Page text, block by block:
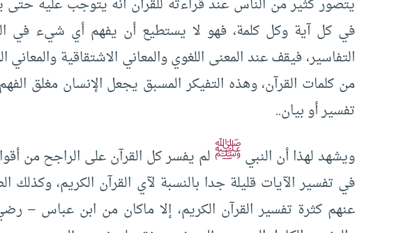
يتصور كثير من الناس عند قراءته للقرآن أنه يتوجب عليه حتى
في كل آية وكل كلمة، فهو لا يستطيع أن يفهم أي شيء في
التفاسير، فيقف عند المعنى اللغوي والمعاني الاشتقاقية
من كلمات القرآن، وهذه التفيكر المسبق يجعل الإنسان مغلق
تفسير أو بيان..
ويشهد لهذا أن النبيﷺ لم يفسر كل القرآن على الراجح من
في تفسير الآيات قليلة جدا بالنسبة لآي القرآن الكريم،
عنهم كثرة تفسير القرآن الكريم، إلا ماكان من ابن عباس –